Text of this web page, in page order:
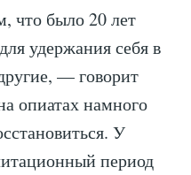
что было 20 лет
удержания себя в
— говорит
опиатах намного
У
период